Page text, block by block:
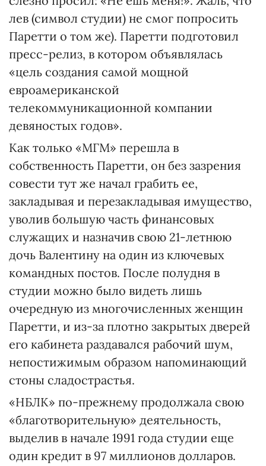
лев (символ студии) не смог попросить
Паретти о том же). Паретти подготовил
пресс-релиз, в котором объявлялась
«цель создания самой мощной
евроамериканской
телекоммуникационной компании
девяностых годов».
Как только «МГМ» перешла в
собственность Паретти, он без зазрения
совести тут же начал грабить ее,
закладывая и перезакладывая имущество,
уволив большую часть финансовых
служащих и назначив свою 21-летнюю
дочь Валентину на один из ключевых
командных постов. После полудня в
студии можно было видеть лишь
очередную из многочисленных женщин
Паретти, и из-за плотно закрытых дверей
его кабинета раздавался рабочий шум,
непостижимым образом напоминающий
стоны сладострастья.
«НБЛК» по-прежнему продолжала свою
«благотворительную» деятельность,
выделив в начале 1991 года студии еще
один кредит в 97 миллионов долларов.